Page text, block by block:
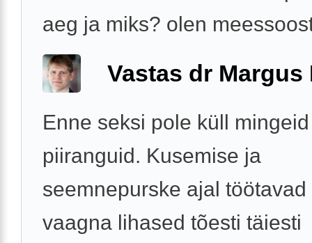
aeg ja miks? olen
Vastas dr Margus
Enne seksi pole küll mingeid
piiranguid. Kusemise ja
seemnepurske ajal töötavad
vaagna lihased tõesti täiesti